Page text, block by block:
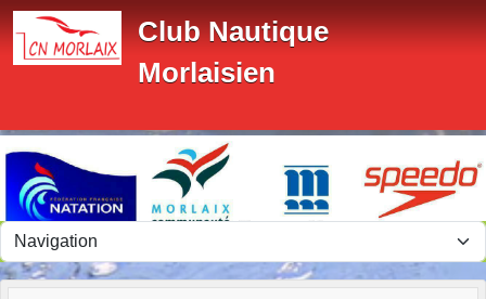
Club Nautique
Morlaisien
Panneau de gestion des cookies